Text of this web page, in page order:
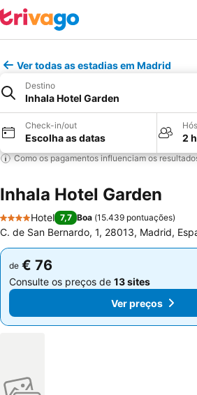
Ver todas as estadias em Madrid
Destino
Inhala Hotel Garden
Check-in/out
Escolha as datas 2
Como os pagamentos influenciam os
Inhala Hotel Garden
4 Estrelas
Hotel 7,7 Boa (15.439 pontuações)
C. de San Bernardo, 1, 28013, Madrid,
de € 76
Consulte os preços de 13 sites
Ver preços
de € 76
Consulte os preços de 13 sites
Ver preços